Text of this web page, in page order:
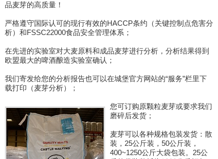
品麦芽的高质量！
严格遵守国际认可的现行有效的HACCP条约（关键控制点危害分
析）和FSSC22000食品安全管理体系；
在先进的实验室对大麦原料和成品麦芽进行分析，分析结果得到
欧盟最大的啤酒酿造实验室确认；
我们寄发给您的分析报告也可以在城堡官方网站的“服务”栏里下
载打印（麦芽分析）；
您可订购原颗粒麦芽或要求我们
磨碎后发货；
麦芽可以各种规格包装发货：散
装，25公斤装，50公斤装，
400~1250公斤大袋包装。25公